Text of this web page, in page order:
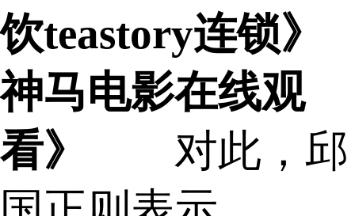
饮teastory连锁》
神马电影在线观
看》
对此，邱